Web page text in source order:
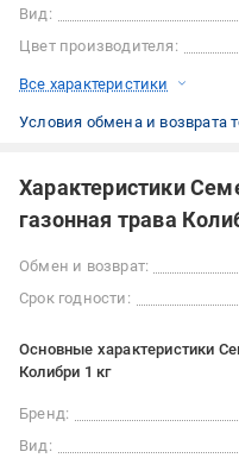
Вид:
Цвет производителя:
Все характеристики
Условия обмена и возврата
Характеристики
газонная трава
Обмен и возврат:
Срок годности:
Основные характеристики
Колибри 1 кг
Бренд:
Вид: